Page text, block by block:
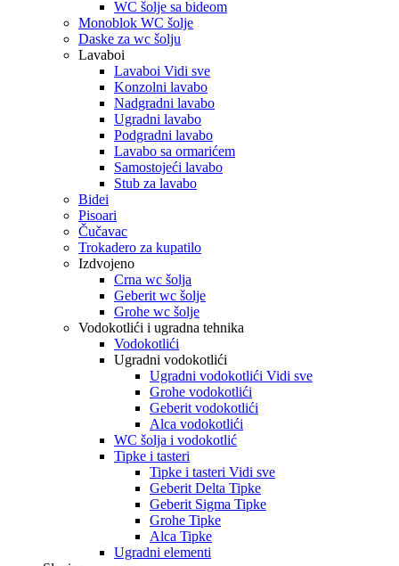
WC šolje sa bideom
Monoblok WC šolje
Daske za wc šolju
Lavaboi
Lavaboi Vidi sve
Konzolni lavabo
Nadgradni lavabo
Ugradni lavabo
Podgradni lavabo
Lavabo sa ormarićem
Samostojeći lavabo
Stub za lavabo
Bidei
Pisoari
Čučavac
Trokadero za kupatilo
Izdvojeno
Crna wc šolja
Geberit wc šolje
Grohe wc šolje
Vodokotlići i ugradna tehnika
Vodokotlići
Ugradni vodokotlići
Ugradni vodokotlići Vidi sve
Grohe vodokotlići
Geberit vodokotlići
Alca vodokotlići
WC šolja i vodokotlić
Tipke i tasteri
Tipke i tasteri Vidi sve
Geberit Delta Tipke
Geberit Sigma Tipke
Grohe Tipke
Alca Tipke
Ugradni elementi